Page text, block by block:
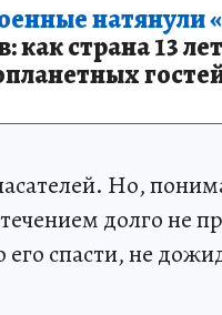
натянули
как страна 13
Но,
долго не
его спасти, не